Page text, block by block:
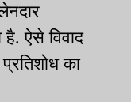
ऐसे विवाद
का